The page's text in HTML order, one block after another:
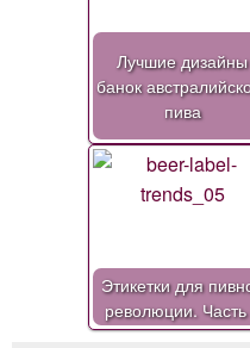
Лучшие дизайны
банок
пива
Этикетки для
революции.